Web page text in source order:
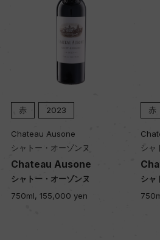
赤 2023
Chateau Ausone
シャトー・オーゾンヌ
Chateau Ausone
シャトー・オーゾンヌ
750ml, 155,000 yen
赤
シャ
シャ